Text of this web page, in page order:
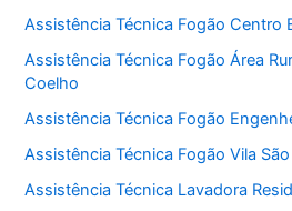
Assistência Técnica Fogão Centro
Assistência Técnica Fogão Área
Coelho
Assistência Técnica Fogão
Assistência Técnica Fogão Vila
Assistência Técnica Lavadora